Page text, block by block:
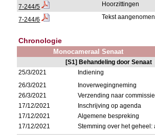
7-244/5 Hoorzittingen
7-244/6 Tekst
Chronologie
Monocameraal Senaat
[S1] Behandeling door Senaat
25/3/2021
Indiening
26/3/2021
Inoverwegingneming
26/3/2021
Verzending naar
17/12/2021
Inschrijving op agenda
17/12/2021
Algemene bespreking
17/12/2021
Stemming over het